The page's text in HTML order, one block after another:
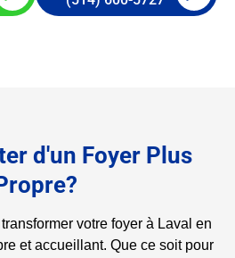
d'un Foyer Plus
votre foyer à Laval en
et accueillant. Que ce soit pour